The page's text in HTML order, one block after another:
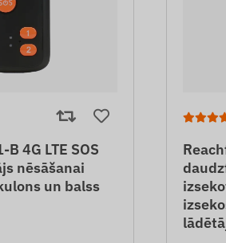
4G LTE SOS
nēsāšanai
un balss